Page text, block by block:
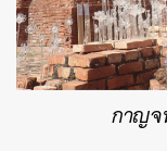
กาญจ